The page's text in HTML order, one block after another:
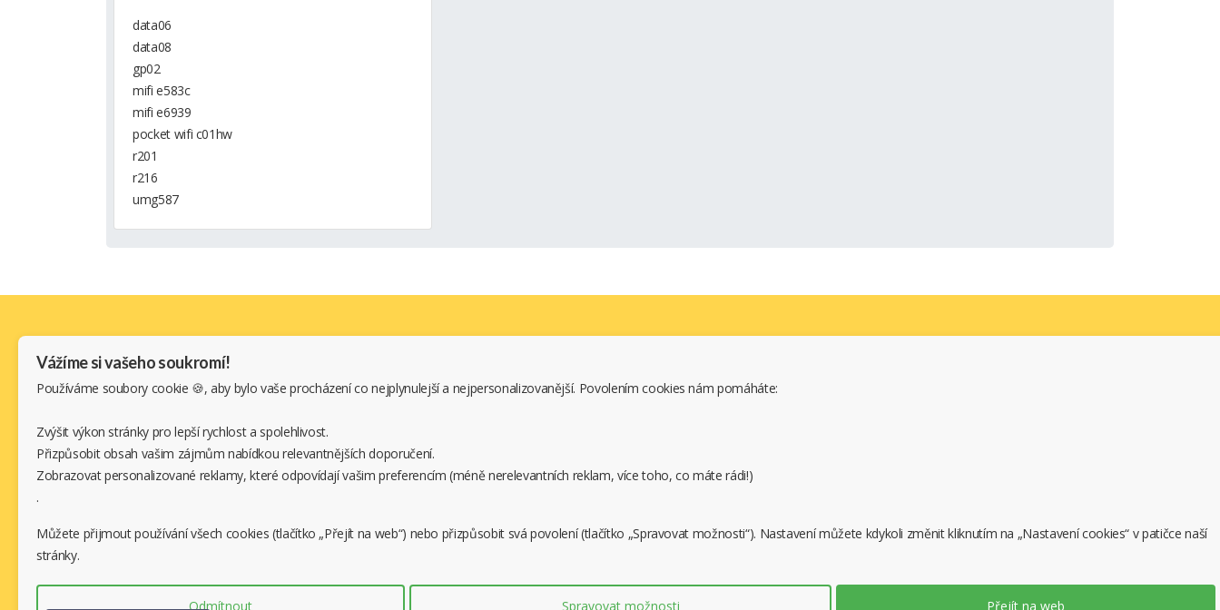
data06
data08
gp02
mifi e583c
mifi e6939
pocket wifi c01hw
r201
r216
umg587
BLT005
HB434666RBC
HB4F1
HB5A5P2
HB5F3H
HB5P1H
HB7A1H
HWBAF1
PB06LPZ10
F I L T R
Huawei E5
Huawei MiFi E6939
Huawei Pocket WiFi C01HW
Huawei E5331
Dodavatel zboží:
Adresa
Aku-shop.cz s.r.o
J.Š.Baara 1331/34, 40502 Děčín
Zavolejte:720 500 500
Kontakt
Reklamace
Vážíme si vašeho soukromí!
Používáme soubory cookie 🍪, aby bylo vaše procházení co nejplynulejší a nejpersonalizovanější. Povolením cookies nám pomáháte:
Zvýšit výkon stránky pro lepší rychlost a spolehlivost.
Přizpůsobit obsah vašim zájmům nabídkou relevantnějších doporučení.
Zobrazovat personalizované reklamy, které odpovídají vašim preferencím (méně nerelevantních reklam, více toho, co máte rádi!)
.
Můžete přijmout používání všech cookies (tlačítko „Přejít na web“) nebo přizpůsobit svá povolení (tlačítko „Spravovat možnosti“). Nastavení můžete kdykoli změnit kliknutím na „Nastavení cookies“ v patičce naší
stránky.
Odmítnout Spravovat možnosti Přejít na web